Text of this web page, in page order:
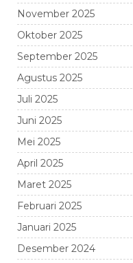
November 2025
Oktober 2025
September 2025
Agustus 2025
Juli 2025
Juni 2025
Mei 2025
April 2025
Maret 2025
Februari 2025
Januari 2025
Desember 2024